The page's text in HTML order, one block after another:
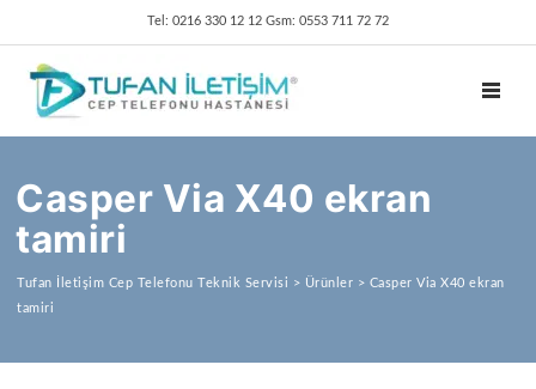
Tel: 0216 330 12 12 Gsm: 0553 711 72 72
Casper Via X40 ekran
tamiri
Tufan İletişim Cep Telefonu Teknik Servisi > Ürünler > Casper Via X40 ekran
tamiri